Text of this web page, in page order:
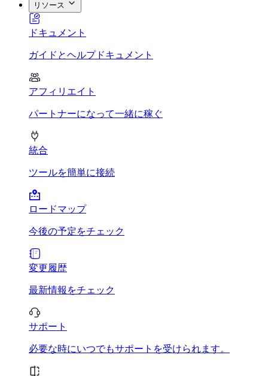
リソース
ドキュメント
ガイドとヘルプドキュメント
アフィリエイト
パートナーになって一緒に稼ぐ
統合
ツールを簡単に接続
ロードマップ
今後の予定をチェック
変更履歴
最新情報をチェック
サポート
必要な時にいつでもサポートを受けられます。